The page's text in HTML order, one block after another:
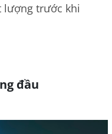
lượng trước khi
đầu